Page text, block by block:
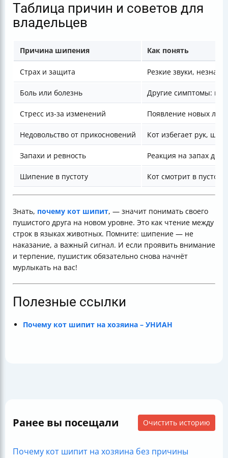
Таблица причин и советов для
владельцев
Причина шипения Как понять
Страх и защита Резкие звуки,
Боль или болезнь Другие симптомы:
Стресс из-за изменений Появление новых
Недовольство от прикосновений Кот избегает рук,
Запахи и ревность Реакция на запах
Шипение в пустоту Кот смотрит в пустое
Знать, почему кот шипит, — значит понимать своего
пушистого друга на новом уровне. Это как чтение между
строк в языках животных. Помните: шипение — не
наказание, а важный сигнал. И если проявить внимание
и терпение, пушистик обязательно снова начнёт
мурлыкать на вас!
Полезные ссылки
Почему кот шипит на хозяина – УНИАН
Ранее вы посещали Очистить историю
Почему кот шипит на хозяина без причины